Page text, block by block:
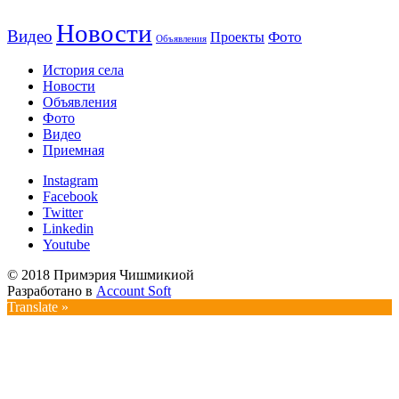
Видео Новости Объявления Проекты Фото
История села
Новости
Объявления
Фото
Видео
Приемная
Instagram
Facebook
Twitter
Linkedin
Youtube
© 2018 Примэрия Чишмикиой
Разработано в Account Soft
Translate »